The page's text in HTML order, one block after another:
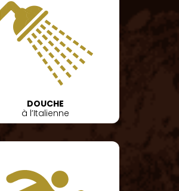
DOUCHE
à l’Italienne